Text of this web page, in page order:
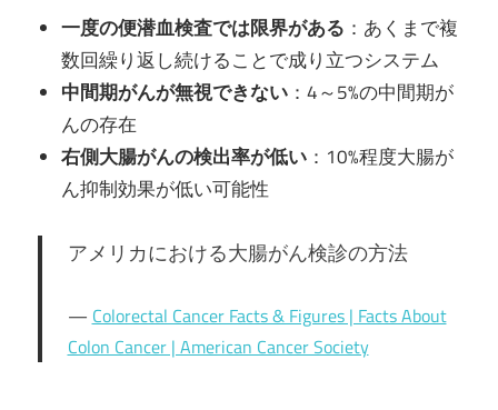
一度の便潜血検査では限界がある ：あくまで複
数回繰り返し続けることで成り立つシステム
中間期がんが無視できない ：4～5%の中間期が
んの存在
右側大腸がんの検出率が低い ：10%程度大腸が
ん抑制効果が低い可能性
アメリカにおける大腸がん検診の方法
Colorectal Cancer Facts & Figures | Facts About
Colon Cancer | American Cancer Society